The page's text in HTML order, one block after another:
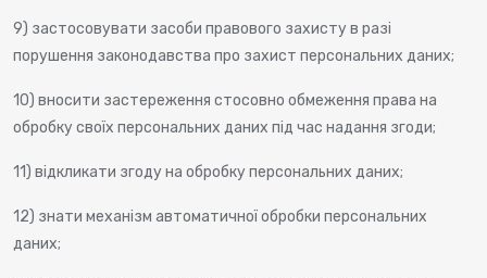
9) застосовувати засоби правового захисту в разі
порушення законодавства про захист персональних даних;
10) вносити застереження стосовно обмеження права на
обробку своїх персональних даних під час надання згоди;
11) відкликати згоду на обробку персональних даних;
12) знати механізм автоматичної обробки персональних
даних;